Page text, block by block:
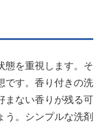
態を重視します。そ
です。香り付きの洗
まない香りが残る可
う。シンプルな洗剤